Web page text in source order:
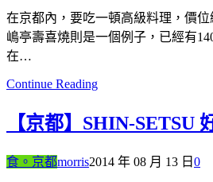
在京都內，要吃一頓高級料理，價
嶋亭壽喜燒則是一個例子，已經有
在…
Continue Reading
【京都】SHIN-SETSU
食。京都morris2014 年 08 月 13 日 0